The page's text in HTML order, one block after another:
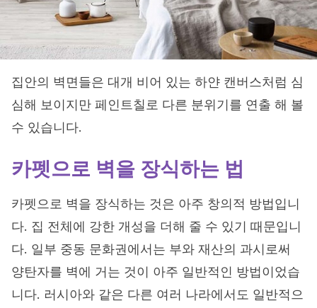
집안의 벽면들은 대개 비어 있는 하얀 캔버스처럼 심
심해 보이지만 페인트칠로 다른 분위기를 연출 해 볼
수 있습니다.
카펫으로 벽을 장식하는 법
카펫으로 벽을 장식하는 것은 아주 창의적 방법입니
다. 집 전체에 강한 개성을 더해 줄 수 있기 때문입니
다. 일부 중동 문화권에서는 부와 재산의 과시로써
양탄자를 벽에 거는 것이 아주 일반적인 방법이었습
니다. 러시아와 같은 다른 여러 나라에서도 일반적으